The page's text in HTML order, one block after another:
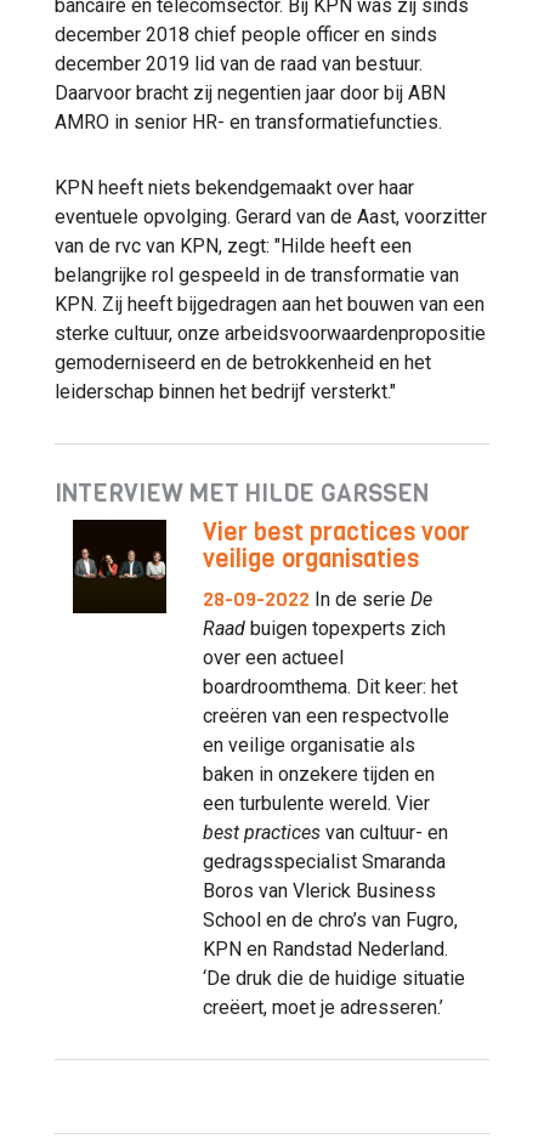
bancaire en telecomsector. Bij KPN was zij sinds
december 2018 chief people officer en sinds
december 2019 lid van de raad van bestuur.
Daarvoor bracht zij negentien jaar door bij ABN
AMRO in senior HR- en transformatiefuncties.
KPN heeft niets bekendgemaakt over haar
eventuele opvolging. Gerard van de Aast, voorzitter
van de rvc van KPN, zegt: "Hilde heeft een
belangrijke rol gespeeld in de transformatie van
KPN. Zij heeft bijgedragen aan het bouwen van een
sterke cultuur, onze arbeidsvoorwaardenpropositie
gemoderniseerd en de betrokkenheid en het
leiderschap binnen het bedrijf versterkt."
INTERVIEW MET HILDE GARSSEN
Vier best practices voor
veilige organisaties
28-09-2022 In de serieDe
Raadbuigen topexperts zich
over een actueel
boardroomthema. Dit keer: het
creëren van een respectvolle
en veilige organisatie als
baken in onzekere tijden en
een turbulente wereld. Vier
best practicesvan cultuur- en
gedragsspecialist Smaranda
Boros van Vlerick Business
School en de chro’s van Fugro,
KPN en Randstad Nederland.
‘De druk die de huidige situatie
creëert, moet je adresseren.’